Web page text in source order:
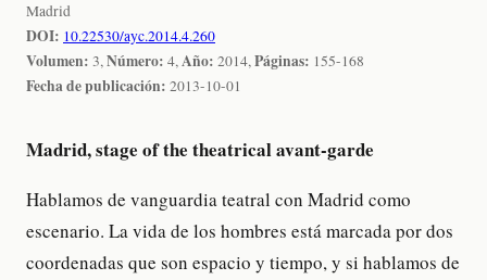
Madrid
DOI: 10.22530/ayc.2014.4.260
Volumen: 3,Número: 4,Año: 2014,Páginas: 155-168
Fecha de publicación: 2013-10-01
Madrid, stage of the theatrical avant-garde
Hablamos de vanguardia teatral con Madrid como
escenario. La vida de los hombres está marcada por dos
coordenadas que son espacio y tiempo, y si hablamos de